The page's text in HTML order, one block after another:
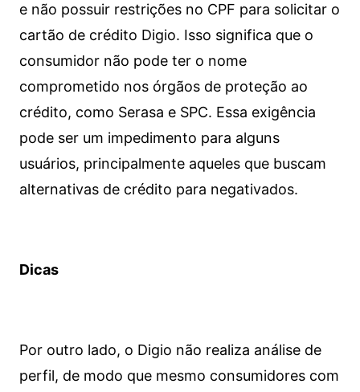
e não possuir restrições no CPF para solicitar o
cartão de crédito Digio. Isso significa que o
consumidor não pode ter o nome
comprometido nos órgãos de proteção ao
crédito, como Serasa e SPC. Essa exigência
pode ser um impedimento para alguns
usuários, principalmente aqueles que buscam
alternativas de crédito para negativados.
Dicas
Por outro lado, o Digio não realiza análise de
perfil, de modo que mesmo consumidores com